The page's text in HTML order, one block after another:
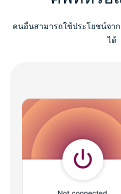
คนอื่นสามารถใช้ประโยชน์จ
ได้